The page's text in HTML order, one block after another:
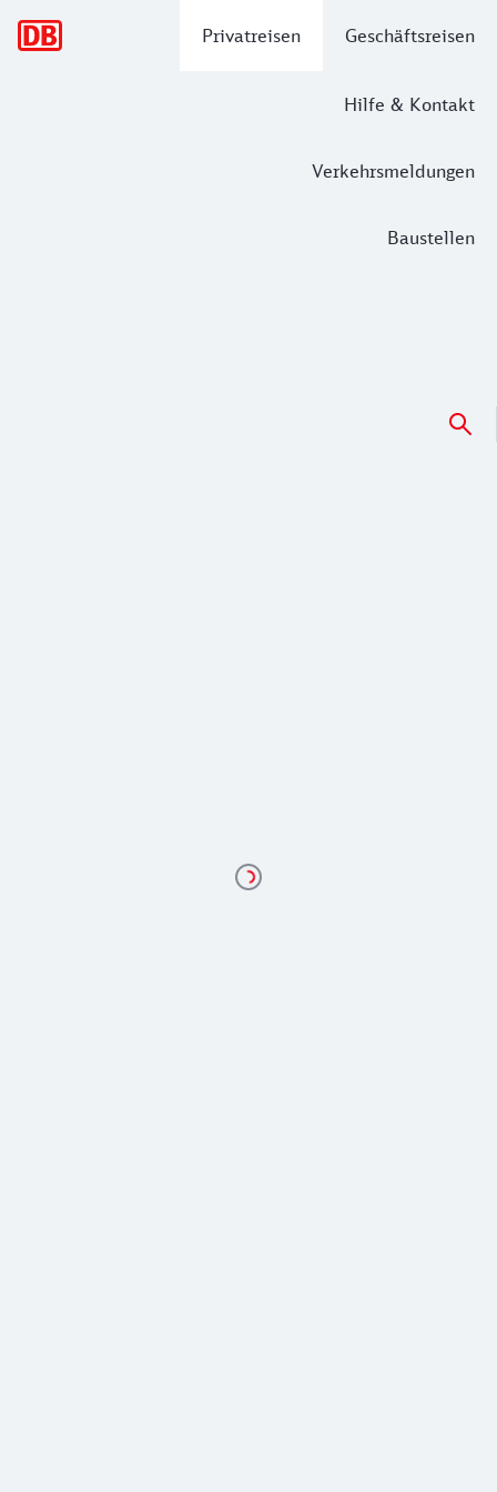
Privatreisen Geschäftsreisen
Hilfe & Kontakt
Verkehrsmeldungen
Baustellen